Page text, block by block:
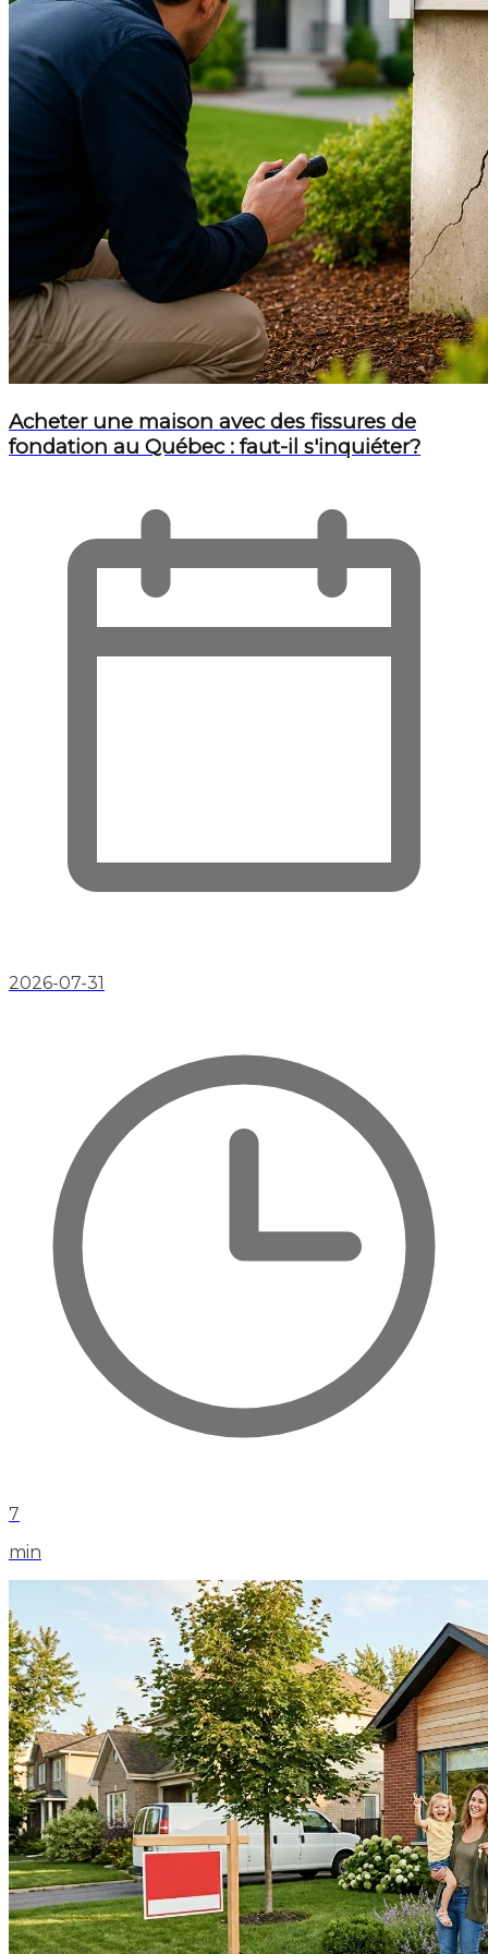
Acheter une maison avec des fissures de
fondation au Québec : faut-il s'inquiéter?
2026-07-31
7
min